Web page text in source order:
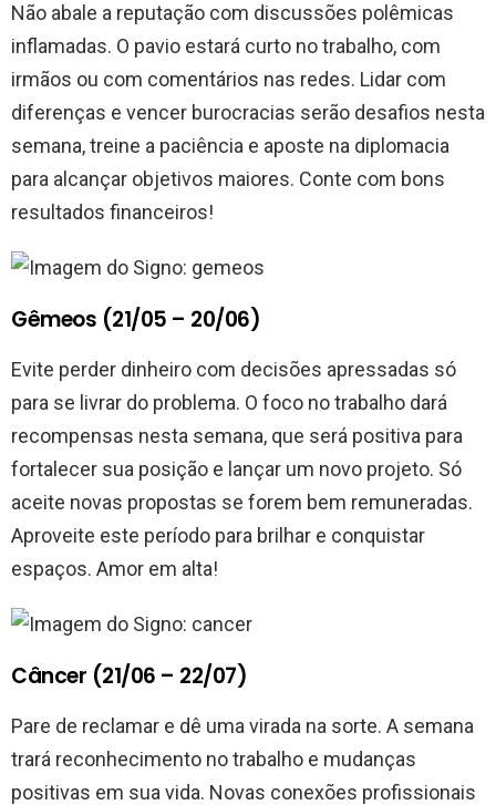
Não abale a reputação com discussões polêmicas
inflamadas. O pavio estará curto no trabalho, com
irmãos ou com comentários nas redes. Lidar com
diferenças e vencer burocracias serão desafios nesta
semana, treine a paciência e aposte na diplomacia
para alcançar objetivos maiores. Conte com bons
resultados financeiros!
Gêmeos (21/05 – 20/06)
Evite perder dinheiro com decisões apressadas só
para se livrar do problema. O foco no trabalho dará
recompensas nesta semana, que será positiva para
fortalecer sua posição e lançar um novo projeto. Só
aceite novas propostas se forem bem remuneradas.
Aproveite este período para brilhar e conquistar
espaços. Amor em alta!
Câncer (21/06 – 22/07)
Pare de reclamar e dê uma virada na sorte. A semana
trará reconhecimento no trabalho e mudanças
positivas em sua vida. Novas conexões profissionais